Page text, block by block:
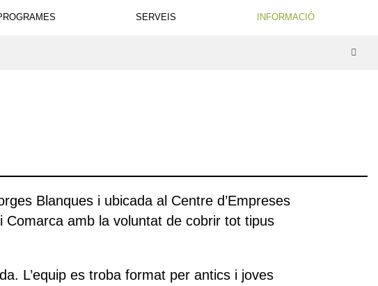
SERVEIS INFORMACIÓ
Blanques i ubicada al Centre d’Empreses
amb la voluntat de cobrir tot tipus
L’equip es troba format per antics i joves